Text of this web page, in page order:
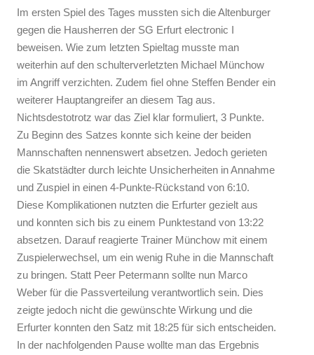
Im ersten Spiel des Tages mussten sich die Altenburger
gegen die Hausherren der SG Erfurt electronic I
beweisen. Wie zum letzten Spieltag musste man
weiterhin auf den schulterverletzten Michael Münchow
im Angriff verzichten. Zudem fiel ohne Steffen Bender ein
weiterer Hauptangreifer an diesem Tag aus.
Nichtsdestotrotz war das Ziel klar formuliert, 3 Punkte.
Zu Beginn des Satzes konnte sich keine der beiden
Mannschaften nennenswert absetzen. Jedoch gerieten
die Skatstädter durch leichte Unsicherheiten in Annahme
und Zuspiel in einen 4-Punkte-Rückstand von 6:10.
Diese Komplikationen nutzten die Erfurter gezielt aus
und konnten sich bis zu einem Punktestand von 13:22
absetzen. Darauf reagierte Trainer Münchow mit einem
Zuspielerwechsel, um ein wenig Ruhe in die Mannschaft
zu bringen. Statt Peer Petermann sollte nun Marco
Weber für die Passverteilung verantwortlich sein. Dies
zeigte jedoch nicht die gewünschte Wirkung und die
Erfurter konnten den Satz mit 18:25 für sich entscheiden.
In der nachfolgenden Pause wollte man das Ergebnis